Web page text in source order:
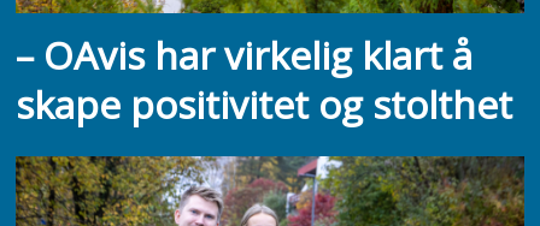
– OAvis har virkelig klart å
skape positivitet og stolthet